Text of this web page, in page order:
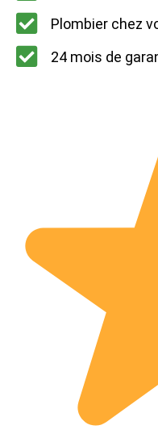
Plombier chez
24 mois de